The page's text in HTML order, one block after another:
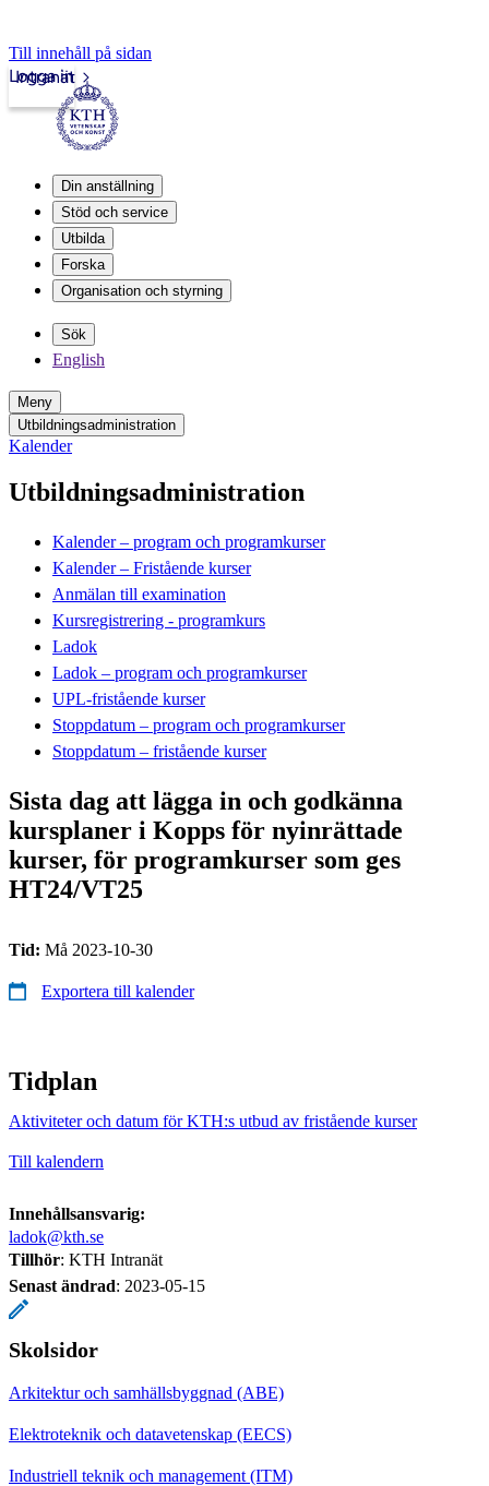
Till innehåll på sidan
Intranät
Logga in
Din anställning
Stöd och service
Utbilda
Forska
Organisation och styrning
Sök
English
Meny
Utbildningsadministration
Kalender
Utbildningsadministration
Kalender – program och programkurser
Kalender – Fristående kurser
Anmälan till examination
Kursregistrering - programkurs
Ladok
Ladok – program och programkurser
UPL-fristående kurser
Stoppdatum – program och programkurser
Stoppdatum – fristående kurser
Sista dag att lägga in och godkänna
kursplaner i Kopps för nyinrättade
kurser, för programkurser som ges
HT24/VT25
Tid: Må 2023-10-30
Exportera till kalender
Tidplan
Aktiviteter och datum för KTH:s utbud av fristående kurser
Till kalendern
Innehållsansvarig:
ladok@kth.se
Tillhör: KTH Intranät
Senast ändrad: 2023-05-15
Skolsidor
Arkitektur och samhällsbyggnad (ABE)
Elektroteknik och datavetenskap (EECS)
Industriell teknik och management (ITM)